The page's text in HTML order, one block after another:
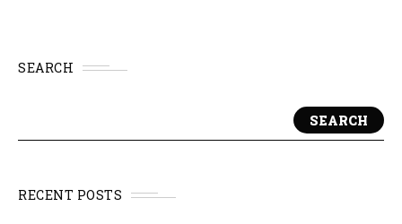
SEARCH
SEARCH
RECENT POSTS